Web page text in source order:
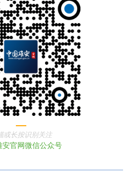
或长按识别关注
安官网微信公众号